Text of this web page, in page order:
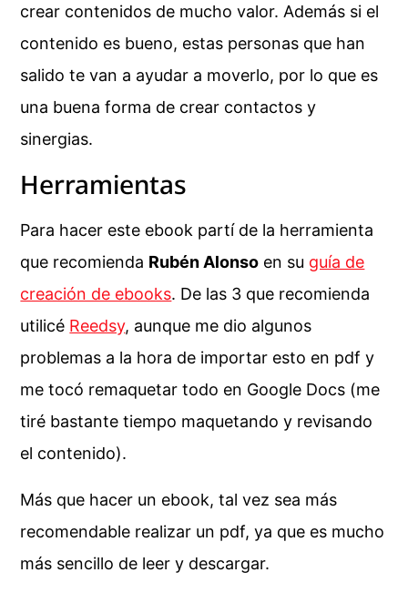
crear contenidos de mucho valor. Además si el
contenido es bueno, estas personas que han
salido te van a ayudar a moverlo, por lo que es
una buena forma de crear contactos y
sinergias.
Herramientas
Para hacer este ebook partí de la herramienta
que recomienda Rubén Alonso en su guía de
creación de ebooks. De las 3 que recomienda
utilicé Reedsy, aunque me dio algunos
problemas a la hora de importar esto en pdf y
me tocó remaquetar todo en Google Docs (me
tiré bastante tiempo maquetando y revisando
el contenido).
Más que hacer un ebook, tal vez sea más
recomendable realizar un pdf, ya que es mucho
más sencillo de leer y descargar.